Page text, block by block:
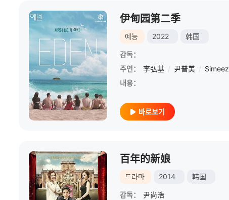
伊甸园第二季
예능 2022 韩国
감독：
주연：
李弘基 / 尹普美 / Simeez
내용：
바로보기
百年的新娘
드라마 2014 韩国
감독：
尹尚浩